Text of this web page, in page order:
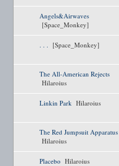
Angels&Airwaves
[Space_Monkey]
. . . [Space_Monkey]
The All-American Rejects
Hilaroius
Linkin Park Hilaroius
The Red Jumpsuit Apparatus
Hilaroius
Placebo Hilaroius